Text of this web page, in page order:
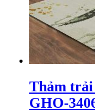
Thảm trải
GHO-